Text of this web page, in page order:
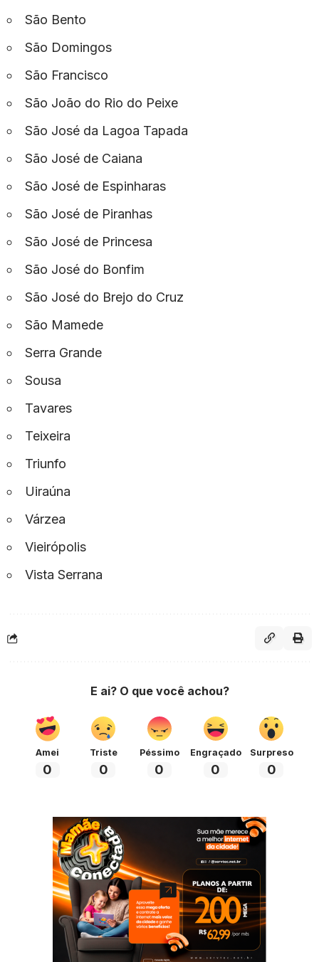
São Bento
São Domingos
São Francisco
São João do Rio do Peixe
São José da Lagoa Tapada
São José de Caiana
São José de Espinharas
São José de Piranhas
São José de Princesa
São José do Bonfim
São José do Brejo do Cruz
São Mamede
Serra Grande
Sousa
Tavares
Teixeira
Triunfo
Uiraúna
Várzea
Vieirópolis
Vista Serrana
E ai? O que você achou?
Amei
0
Triste
0
Péssimo
0
Engraçado
0
Surpreso
0